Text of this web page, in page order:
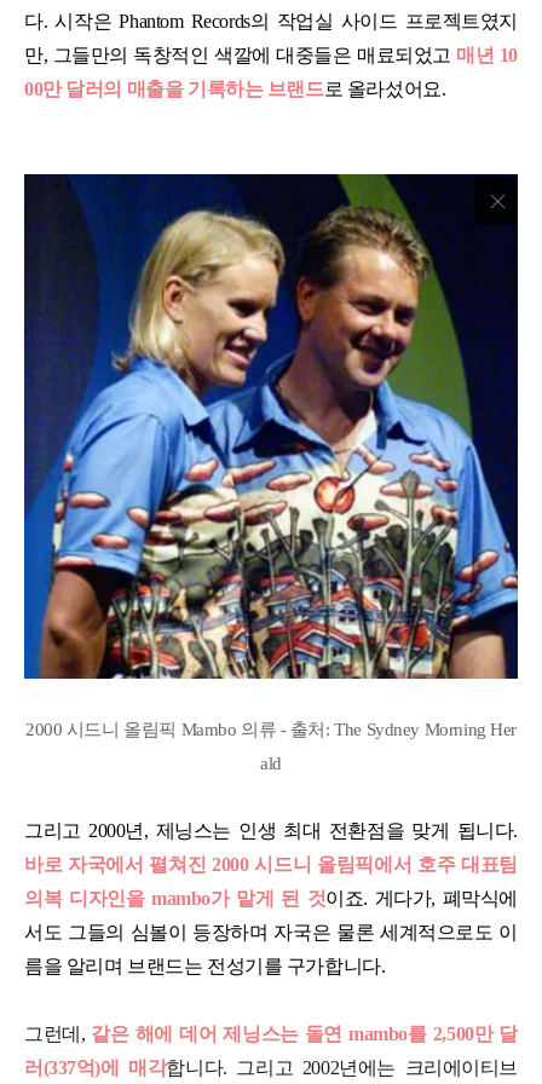
다. 시작은 Phantom Records의 작업실 사이드 프로젝트였지
만, 그들만의 독창적인 색깔에 대중들은 매료되었고 매년 10
00만 달러의 매출을 기록하는 브랜드로 올라섰어요.
2000 시드니 올림픽 Mambo 의류 - 출처: The Sydney Morning Her
ald
그리고 2000년, 제닝스는 인생 최대 전환점을 맞게 됩니다.
바로 자국에서 펼쳐진 2000 시드니 올림픽에서 호주 대표팀
의복 디자인을 mambo가 맡게 된 것이죠. 게다가, 폐막식에
서도 그들의 심볼이 등장하며 자국은 물론 세계적으로도 이
름을 알리며 브랜드는 전성기를 구가합니다.
그런데, 같은 해에 데어 제닝스는 돌연 mambo를 2,500만 달
러(337억)에 매각합니다. 그리고 2002년에는 크리에이티브